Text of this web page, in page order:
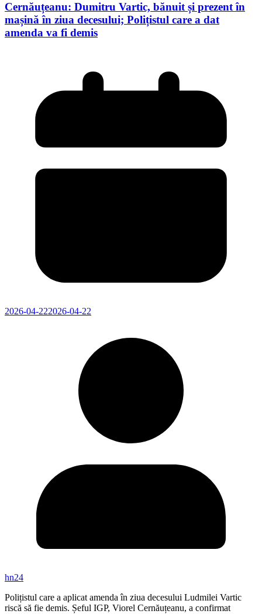
Cernăuțeanu: Dumitru Vartic, bănuit și prezent în
mașină în ziua decesului; Polițistul care a dat
amenda va fi demis
2026-04-222026-04-22
hn24
Polițistul care a aplicat amenda în ziua decesului Ludmilei Vartic
riscă să fie demis. Șeful IGP, Viorel Cernăuțeanu, a confirmat